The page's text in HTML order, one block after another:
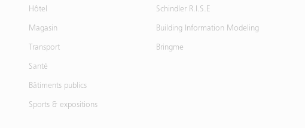
Hôtel
Magasin
Transport
Santé
Bâtiments publics
Sports & expositions
Schindler R.I.S.E
Building Information Modeling
Bringme